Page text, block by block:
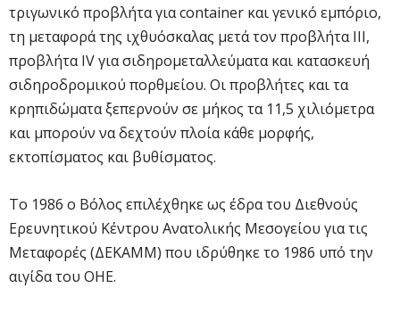
τριγωνικό προβλήτα για container και γενικό εμπόριο,
τη μεταφορά της ιχθυόσκαλας μετά τον προβλήτα ΙΙΙ,
προβλήτα IV για σιδηρομεταλλεύματα και κατασκευή
σιδηροδρομικού πορθμείου. Οι προβλήτες και τα
κρηπιδώματα ξεπερνούν σε μήκος τα 11,5 χιλιόμετρα
και μπορούν να δεχτούν πλοία κάθε μορφής,
εκτοπίσματος και βυθίσματος.
Το 1986 ο Βόλος επιλέχθηκε ως έδρα του Διεθνούς
Ερευνητικού Κέντρου Ανατολικής Μεσογείου για τις
Μεταφορές (ΔΕΚΑΜΜ) που ιδρύθηκε το 1986 υπό την
αιγίδα του ΟΗΕ.